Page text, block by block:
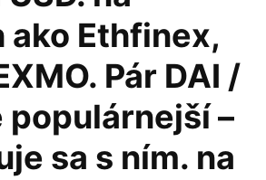
ako Ethfinex,
Pár DAI /
populárnejší –
sa s ním. na